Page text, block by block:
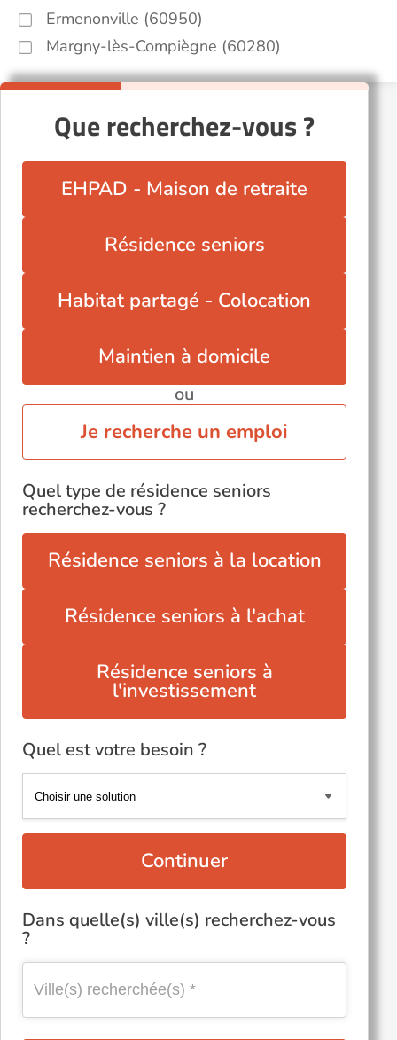
Ermenonville (60950)
Margny-lès-Compiègne (60280)
Que recherchez-vous ?
EHPAD - Maison de retraite
Résidence seniors
Habitat partagé - Colocation
Maintien à domicile
ou
Je recherche un emploi
Quel type de résidence seniors
recherchez-vous ?
Résidence seniors à la location
Résidence seniors à l'achat
Résidence seniors à
l'investissement
Quel est votre besoin ?
Continuer
Dans quelle(s) ville(s) recherchez-vous
?